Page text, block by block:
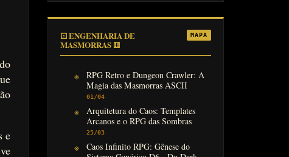
e
31/10
⚀ ENGENHARIA DE
MASMORRAS ⚅
MAPA
RPG Retro e Dungeon Crawler: A
Magia das Masmorras ASCII
01/04
Arquitetura do Caos: Templates
Arcanos e o RPG das Sombras
25/03
Caos Infinito RPG: Gênese do